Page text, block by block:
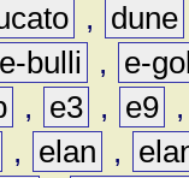
, dune
e-bulli ,
e-
, e3 , e9
, elan ,